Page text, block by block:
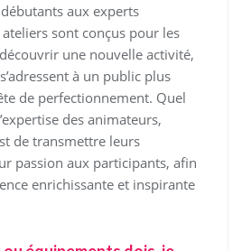
aux experts
sont conçus pour les
une nouvelle activité,
à un public plus
de perfectionnement. Quel
des animateurs,
de transmettre leurs
passion aux participants, afin
enrichissante et inspirante